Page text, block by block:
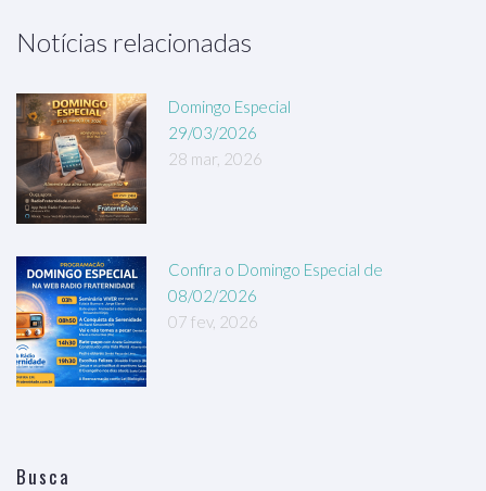
Notícias relacionadas
Domingo Especial
29/03/2026
28 mar, 2026
Confira o Domingo Especial de
08/02/2026
07 fev, 2026
Busca